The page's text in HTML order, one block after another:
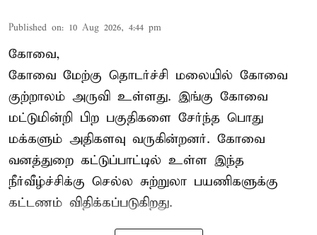
Published on: 10 Aug 2026, 4:44 pm
கோவை,
கோவை மேற்கு தொடர்ச்சி மலையில் கோவை
குற்றாலம் அருவி உள்ளது. இங்கு கோவை
மட்டுமின்றி பிற பகுதிகளை சேர்ந்த பொது
மக்களும் அதிகளவு வருகின்றனர். கோவை
வனத்துறை கட்டுப்பாட்டில் உள்ள இந்த
நீர்வீழ்ச்சிக்கு செல்ல சுற்றுலா பயணிகளுக்கு
கட்டணம் விதிக்கப்படுகிறது.